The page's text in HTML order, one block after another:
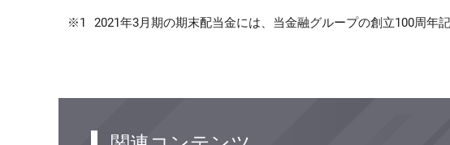
※1 2021年3月期の期末配当金には、当金融グループの創立100周年